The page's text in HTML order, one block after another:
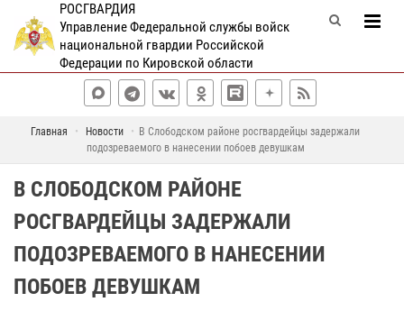
РОСГВАРДИЯ
Управление Федеральной службы войск
национальной гвардии Российской
Федерации по Кировской области
Главная Новости
В Слободском районе росгвардейцы задержали
подозреваемого в нанесении побоев девушкам
В СЛОБОДСКОМ РАЙОНЕ
РОСГВАРДЕЙЦЫ ЗАДЕРЖАЛИ
ПОДОЗРЕВАЕМОГО В НАНЕСЕНИИ
ПОБОЕВ ДЕВУШКАМ